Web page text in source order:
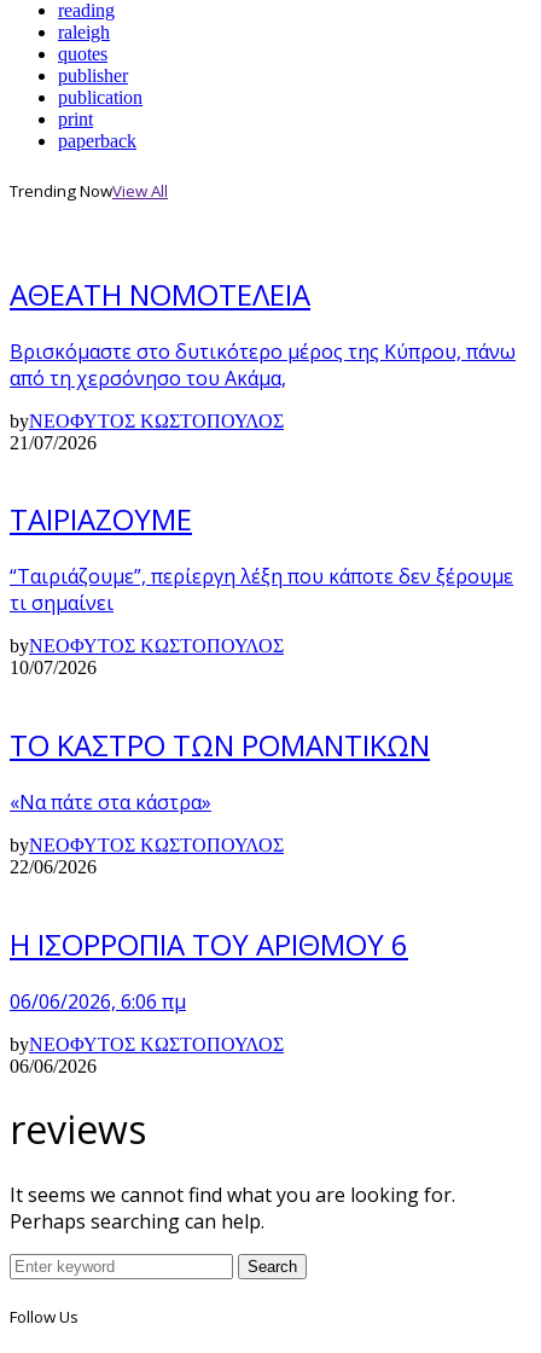
reading
raleigh
quotes
publisher
publication
print
paperback
Trending NowView All
ΑΘΕΑΤΗ ΝΟΜΟΤΕΛΕΙΑ
Βρισκόμαστε στο δυτικότερο μέρος της Κύπρου, πάνω
από τη χερσόνησο του Ακάμα,
byΝΕΟΦΥΤΟΣ ΚΩΣΤΟΠΟΥΛΟΣ
21/07/2026
ΤΑΙΡΙΑΖΟΥΜΕ
“Ταιριάζουμε”, περίεργη λέξη που κάποτε δεν ξέρουμε
τι σημαίνει
byΝΕΟΦΥΤΟΣ ΚΩΣΤΟΠΟΥΛΟΣ
10/07/2026
ΤΟ ΚΑΣΤΡΟ ΤΩΝ ΡΟΜΑΝΤΙΚΩΝ
«Να πάτε στα κάστρα»
byΝΕΟΦΥΤΟΣ ΚΩΣΤΟΠΟΥΛΟΣ
22/06/2026
Η ΙΣΟΡΡΟΠΙΑ ΤΟΥ ΑΡΙΘΜΟΥ 6
06/06/2026, 6:06 πμ
byΝΕΟΦΥΤΟΣ ΚΩΣΤΟΠΟΥΛΟΣ
06/06/2026
reviews
It seems we cannot find what you are looking for.
Perhaps searching can help.
Search
Follow Us